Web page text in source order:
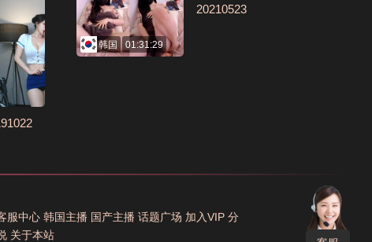
韩国 01:31:29
20210523
服中心 韩国主播 国产主播 话题广场 加入VIP 分
关于本站